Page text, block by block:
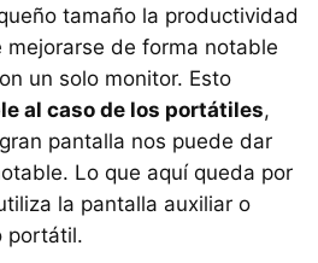
tamaño la productividad
de forma notable
un solo monitor. Esto
al caso de los portátiles,
pantalla nos puede dar
Lo que aquí queda por
la pantalla auxiliar o
portátil.